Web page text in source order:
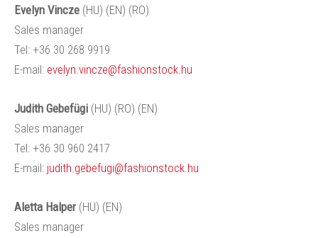
Evelyn Vincze (HU) (EN) (RO)
Sales manager
Tel: +36 30 268 9919
E-mail: evelyn.vincze@fashionstock.hu
Judith Gebefügi (HU) (RO) (EN)
Sales manager
Tel: +36 30 960 2417
E-mail: judith.gebefugi@fashionstock.hu
Aletta Halper (HU) (EN)
Sales manager